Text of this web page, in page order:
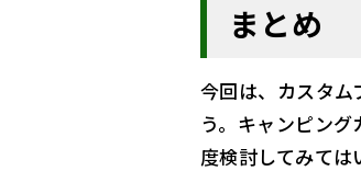
まとめ
今回は、カスタム
う。キャンピン
度検討してみては